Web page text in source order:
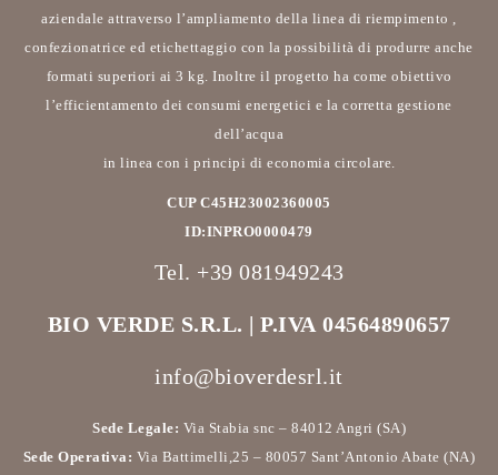
aziendale attraverso l’ampliamento della linea di riempimento ,
confezionatrice ed etichettaggio con la possibilità di produrre anche
formati superiori ai 3 kg. Inoltre il progetto ha come obiettivo
l’efficientamento dei consumi energetici e la corretta gestione
dell’acqua
in linea con i principi di economia circolare.
CUP C45H23002360005
ID:INPRO0000479
Tel. +39 081949243
BIO VERDE S.R.L. | P.IVA 04564890657
info@bioverdesrl.it
Sede Legale: Via Stabia snc – 84012 Angri (SA)
Sede Operativa: Via Battimelli,25 – 80057 Sant’Antonio Abate (NA)